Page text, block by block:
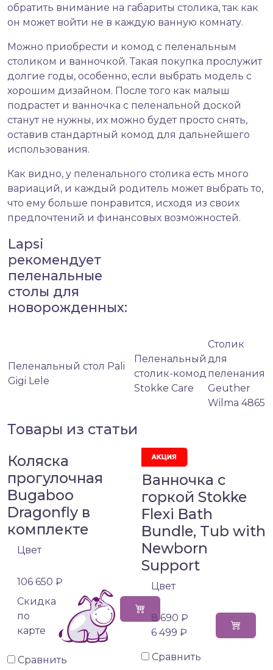
обратить внимание на габариты столика, так как
он может войти не в каждую ванную комнату.
Можно приобрести и комод с пеленальным
столиком и ванночкой. Такая покупка прослужит
долгие годы, особенно, если выбрать модель с
хорошим дизайном. После того как малыш
подрастет и ванночка с пеленальной доской
станут не нужны, их можно будет просто снять,
оставив стандартный комод для дальнейшего
использования.
Как видно, у пеленального столика есть много
вариаций, и каждый родитель может выбрать то,
что ему больше понравится, исходя из своих
предпочтений и финансовых возможностей.
Lapsi
рекомендует
пеленальные
столы для
новорожденных:
Пеленальный стол Pali
Gigi Lele
Пеленальный
столик-комод
Stokke Care
Столик
для
пеленания
Geuther
Wilma 4865
Товары из статьи
Коляска
прогулочная
Bugaboo
Dragonfly в
комплекте
Цвет
106 650 ₽
Cкидка
по
карте
Сравнить
Ванночка с
горкой Stokke
Flexi Bath
Bundle, Tub with
Newborn
Support
Цвет
8 690 ₽
6 499 ₽
Сравнить